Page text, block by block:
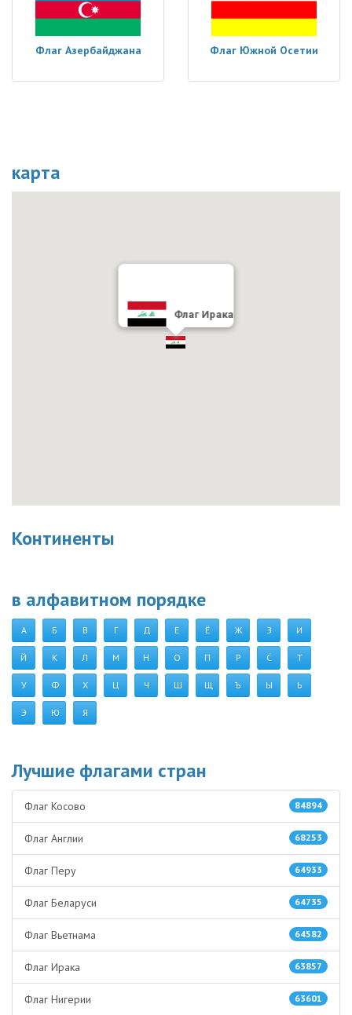
Флаг Азербайджана Флаг Южной Осетии
карта
Флаг Ирака
Континенты
в алфавитном порядке
А Б В Г Д Е Ё Ж З И
Й К Л М Н О П Р С Т
У Ф Х Ц Ч Ш Щ Ъ Ы Ь
Э Ю Я
Лучшие флагами стран
84894
Флаг Косово
68253
Флаг Англии
64933
Флаг Перу
64735
Флаг Беларуси
64582
Флаг Вьетнама
63857
Флаг Ирака
63601
Флаг Нигерии